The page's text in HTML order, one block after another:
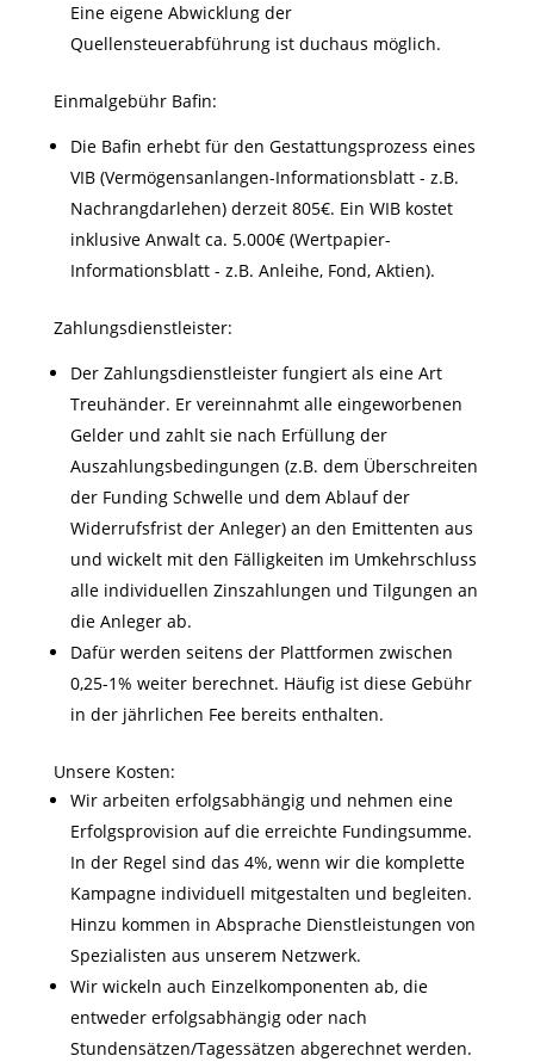
Eine eigene Abwicklung der
Quellensteuerabführung ist duchaus möglich.
Einmalgebühr Bafin:
Die Bafin erhebt für den Gestattungsprozess eines
VIB (Vermögensanlangen-Informationsblatt - z.B.
Nachrangdarlehen) derzeit 805€. Ein WIB kostet
inklusive Anwalt ca. 5.000€ (Wertpapier-
Informationsblatt - z.B. Anleihe, Fond, Aktien).
Zahlungsdienstleister:
Der Zahlungsdienstleister fungiert als eine Art
Treuhänder. Er vereinnahmt alle eingeworbenen
Gelder und zahlt sie nach Erfüllung der
Auszahlungsbedingungen (z.B. dem Überschreiten
der Funding Schwelle und dem Ablauf der
Widerrufsfrist der Anleger) an den Emittenten aus
und wickelt mit den Fälligkeiten im Umkehrschluss
alle individuellen Zinszahlungen und Tilgungen an
die Anleger ab.
Dafür werden seitens der Plattformen zwischen
0,25-1% weiter berechnet. Häufig ist diese Gebühr
in der jährlichen Fee bereits enthalten.
Unsere Kosten:
Wir arbeiten erfolgsabhängig und nehmen eine
Erfolgsprovision auf die erreichte Fundingsumme.
In der Regel sind das 4%, wenn wir die komplette
Kampagne individuell mitgestalten und begleiten.
Hinzu kommen in Absprache Dienstleistungen von
Spezialisten aus unserem Netzwerk.
Wir wickeln auch Einzelkomponenten ab, die
entweder erfolgsabhängig oder nach
Stundensätzen/Tagessätzen abgerechnet werden.